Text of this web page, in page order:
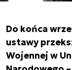
Do końca
ustawy
Wojennej w